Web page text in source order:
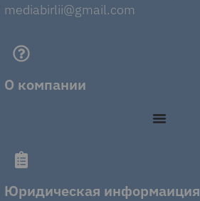
mediabirlii@gmail.com
О компании
Юридическая информаиция